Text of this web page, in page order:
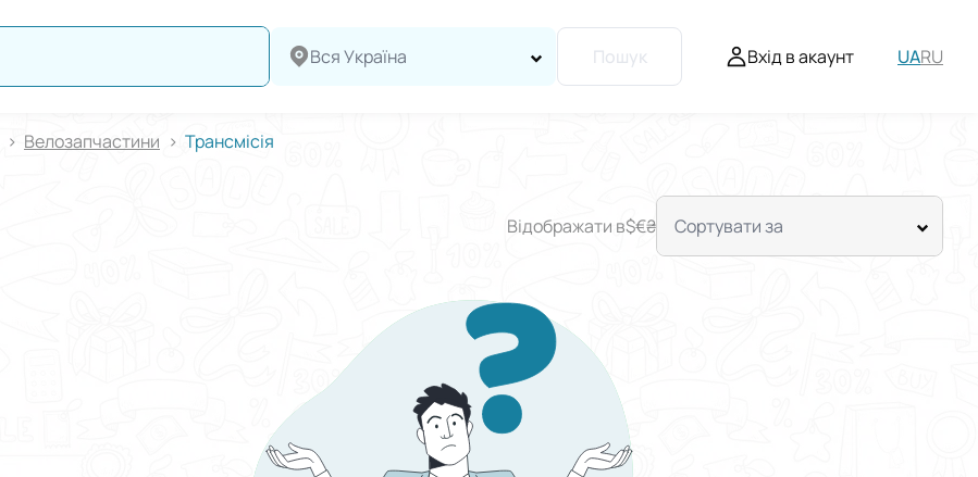
Вся Україна Пошук Вхід в акаунт UARU
Велозапчастини Трансмісія
Відображати в$€₴ Сортувати за